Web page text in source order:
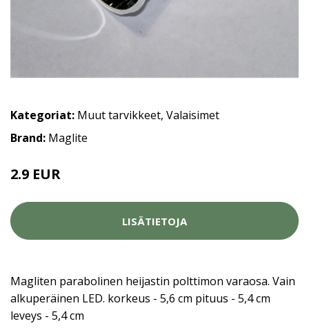
Kategoriat: Muut tarvikkeet, Valaisimet
Brand: Maglite
2.9 EUR
LISÄTIETOJA
Magliten parabolinen heijastin polttimon varaosa. Vain
alkuperäinen LED. korkeus - 5,6 cm pituus - 5,4 cm
leveys - 5,4 cm